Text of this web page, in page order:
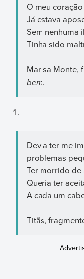
O meu coração
Já estava
Sem nenhuma
Tinha sido
Marisa Monte,
bem.
Devia ter me
problemas
Ter morrido de
Queria ter
A cada um
Titãs,